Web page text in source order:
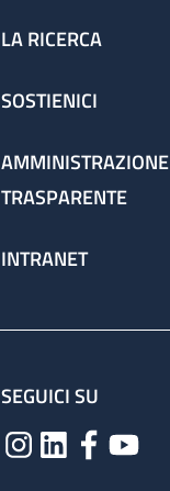
LA RICERCA
SOSTIENICI
AMMINISTRAZIONE
TRASPARENTE
INTRANET
SEGUICI SU